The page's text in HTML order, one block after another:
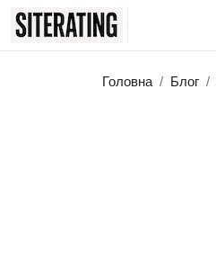
Головна Блог